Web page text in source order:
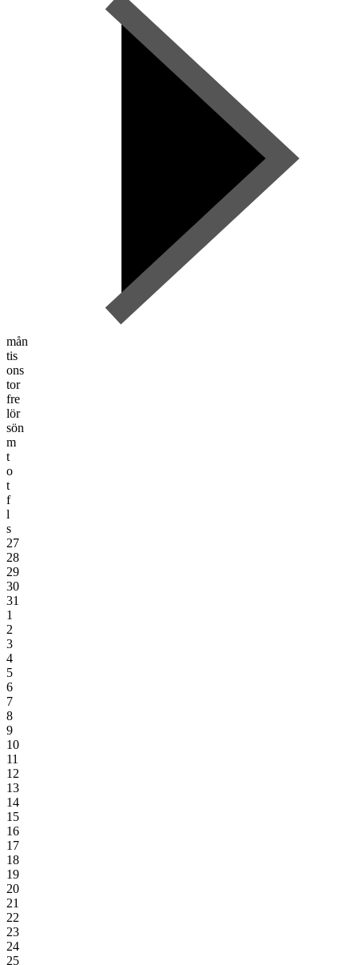
mån
tis
ons
tor
fre
lör
sön
m
t
o
t
f
l
s
27
28
29
30
31
1
2
3
4
5
6
7
8
9
10
11
12
13
14
15
16
17
18
19
20
21
22
23
24
25